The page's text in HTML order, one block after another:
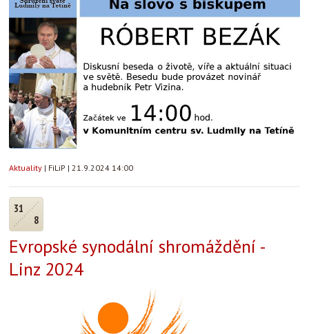
Aktuality | FiLiP | 21.9.2024 14:00
31
8
Evropské synodální shromáždění -
Linz 2024